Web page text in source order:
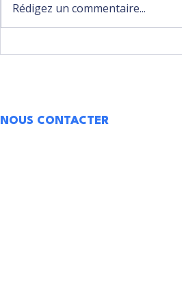
Rédigez un commentaire...
NOUS CONTACTER